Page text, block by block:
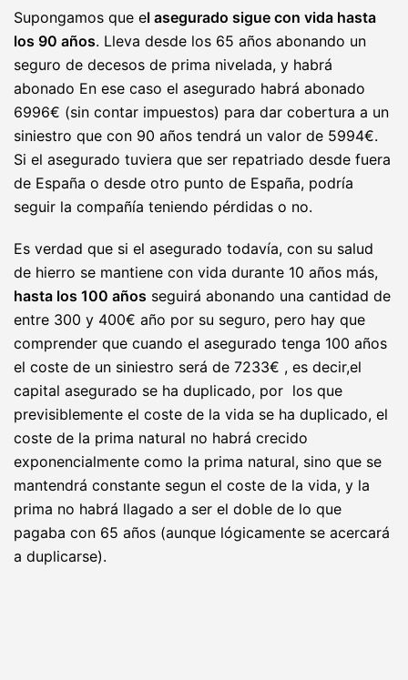
Supongamos que el asegurado sigue con vida hasta
los 90 años. Lleva desde los 65 años abonando un
seguro de decesos de prima nivelada, y habrá
abonado En ese caso el asegurado habrá abonado
6996€ (sin contar impuestos) para dar cobertura a un
siniestro que con 90 años tendrá un valor de 5994€.
Si el asegurado tuviera que ser repatriado desde fuera
de España o desde otro punto de España, podría
seguir la compañía teniendo pérdidas o no.
Es verdad que si el asegurado todavía, con su salud
de hierro se mantiene con vida durante 10 años más,
hasta los 100 años seguirá abonando una cantidad de
entre 300 y 400€ año por su seguro, pero hay que
comprender que cuando el asegurado tenga 100 años
el coste de un siniestro será de 7233€ , es decir,el
capital asegurado se ha duplicado, por los que
previsiblemente el coste de la vida se ha duplicado, el
coste de la prima natural no habrá crecido
exponencialmente como la prima natural, sino que se
mantendrá constante segun el coste de la vida, y la
prima no habrá llagado a ser el doble de lo que
pagaba con 65 años (aunque lógicamente se acercará
a duplicarse).